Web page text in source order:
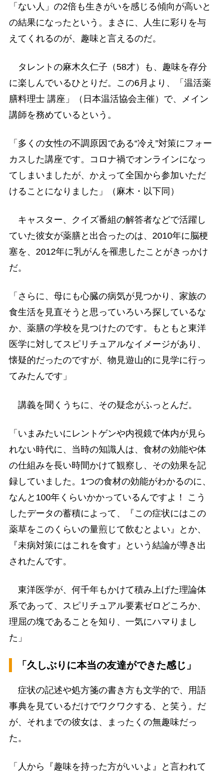
「ない人」の2倍も生きがいを感じる傾向が高いと
の結果になったという。まさに、人生に彩りを与
えてくれるのが、趣味と言えるのだ。
タレントの麻木久仁子（58才）も、趣味を存分
に楽しんでいるひとりだ。この6月より、「温活薬
膳料理士 講座」（日本温活協会主催）で、メイン
講師を務めているという。
「多くの女性の不調原因である“冷え”対策にフォー
カスした講座です。コロナ禍でオンラインになっ
てしまいましたが、かえって全国から参加いただ
けることになりました」（麻木・以下同）
キャスター、クイズ番組の解答者などで活躍し
ていた彼女が薬膳と出合ったのは、2010年に脳梗
塞を、2012年に乳がんを罹患したことがきっかけ
だ。
「さらに、母にも心臓の病気が見つかり、家族の
食生活を見直そうと思っていろいろ探しているな
か、薬膳の学校を見つけたのです。もともと東洋
医学に対してスピリチュアルなイメージがあり、
懐疑的だったのですが、物見遊山的に見学に行っ
てみたんです」
講義を聞くうちに、その疑念がふっとんだ。
「いまみたいにレントゲンや内視鏡で体内が見ら
れない時代に、当時の知識人は、食材の効能や体
の仕組みを長い時間かけて観察し、その効果を記
録していました。1つの食材の効能がわかるのに、
なんと100年くらいかかっているんですよ！ こう
したデータの蓄積によって、『この症状にはこの
薬草をこのくらいの量煎じて飲むとよい』とか、
『未病対策にはこれを食す』という結論が導き出
されたんです。
東洋医学が、何千年もかけて積み上げた理論体
系であって、スピリチュアル要素ゼロどころか、
理屈の塊であることを知り、一気にハマりまし
た」
「久しぶりに本当の友達ができた感じ」
症状の記述や処方箋の書き方も文学的で、用語
事典を見ているだけでワクワクする、と笑う。だ
が、それまでの彼女は、まったくの無趣味だっ
た。
「人から『趣味を持った方がいいよ』と言われて